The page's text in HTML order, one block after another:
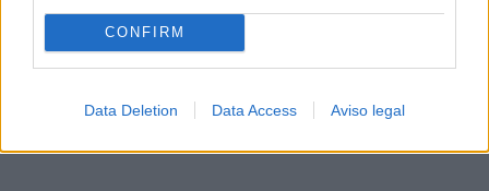
CONFIRM
Data Deletion Data Access Aviso legal